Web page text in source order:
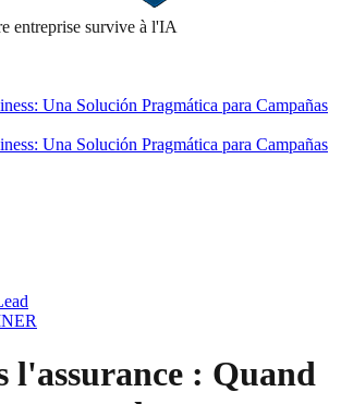
entreprise survive à l'IA
Una Solución Pragmática para Campañas
Una Solución Pragmática para Campañas
l'assurance : Quand